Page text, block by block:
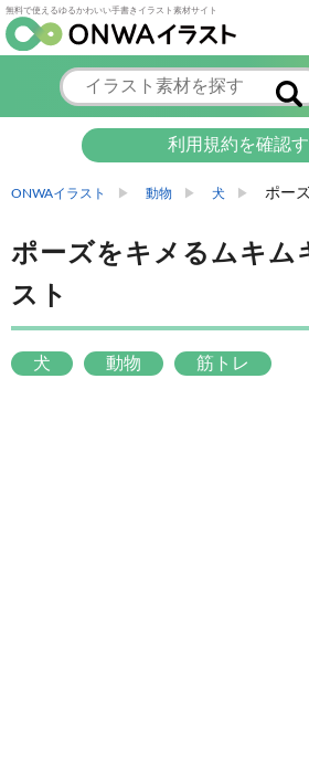
無料で使えるゆるかわいい手書きイラスト素材サイト
利用規約を確認
ONWAイラスト 動物 犬 ポー
ポーズをキメるムキム
スト
犬 動物 筋トレ